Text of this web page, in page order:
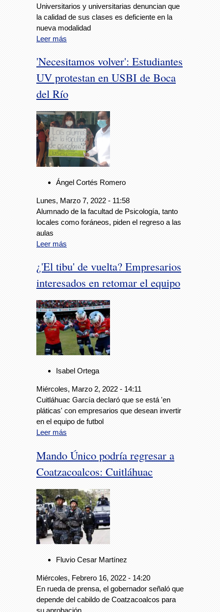
Universitarios y universitarias denuncian que
la calidad de sus clases es deficiente en la
nueva modalidad
Leer más
'Necesitamos volver': Estudiantes
UV protestan en USBI de Boca
del Río
Ángel Cortés Romero
Lunes, Marzo 7, 2022 - 11:58
Alumnado de la facultad de Psicología, tanto
locales como foráneos, piden el regreso a las
aulas
Leer más
¿'El tibu' de vuelta? Empresarios
interesados en retomar el equipo
Isabel Ortega
Miércoles, Marzo 2, 2022 - 14:11
Cuitláhuac García declaró que se está 'en
pláticas' con empresarios que desean invertir
en el equipo de futbol
Leer más
Mando Único podría regresar a
Coatzacoalcos: Cuitláhuac
Fluvio Cesar Martínez
Miércoles, Febrero 16, 2022 - 14:20
En rueda de prensa, el gobernador señaló que
depende del cabildo de Coatzacoalcos para